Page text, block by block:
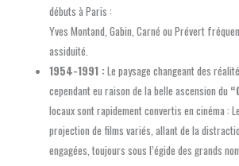
débuts à Paris :
Yves Montand, Gabin, Carné ou Prévert
assiduité.
1954-1991 :Le paysage changeant des
cependant eu raison de la belle ascension du
locaux sont rapidement convertis en cinéma :
projection de films variés, allant de la
engagées, toujours sous l’égide des grands